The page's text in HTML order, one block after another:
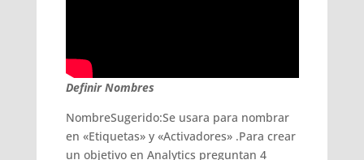
Definir Nombres
NombreSugerido:Se usara para nombrar
en «Etiquetas» y «Activadores» .Para crear
un objetivo en Analytics preguntan 4